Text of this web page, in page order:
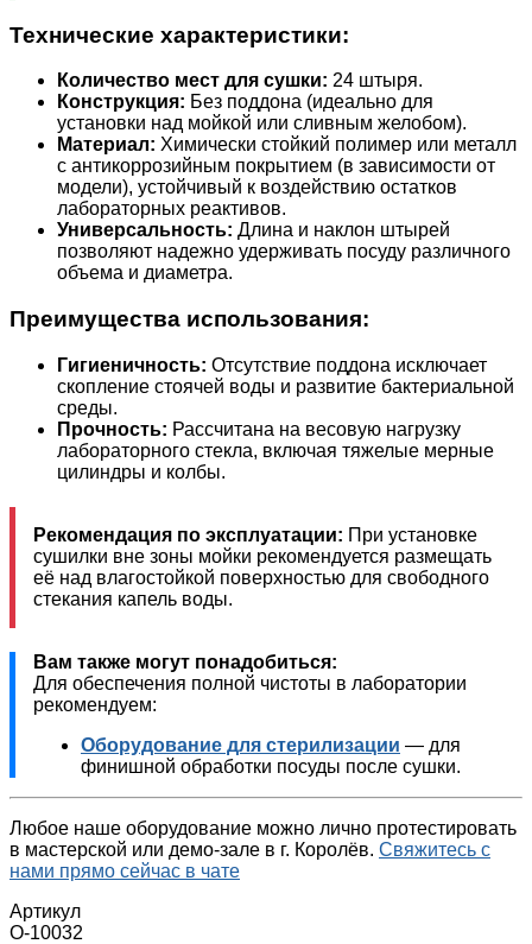
Технические характеристики:
Количество мест для сушки: 24 штыря.
Конструкция: Без поддона (идеально для
установки над мойкой или сливным желобом).
Материал: Химически стойкий полимер или металл
с антикоррозийным покрытием (в зависимости от
модели), устойчивый к воздействию остатков
лабораторных реактивов.
Универсальность: Длина и наклон штырей
позволяют надежно удерживать посуду различного
объема и диаметра.
Преимущества использования:
Гигиеничность: Отсутствие поддона исключает
скопление стоячей воды и развитие бактериальной
среды.
Прочность: Рассчитана на весовую нагрузку
лабораторного стекла, включая тяжелые мерные
цилиндры и колбы.
Рекомендация по эксплуатации: При установке
сушилки вне зоны мойки рекомендуется размещать
её над влагостойкой поверхностью для свободного
стекания капель воды.
Вам также могут понадобиться:
Для обеспечения полной чистоты в лаборатории
рекомендуем:
Оборудование для стерилизации — для
финишной обработки посуды после сушки.
Любое наше оборудование можно лично протестировать
в мастерской или демо-зале в г. Королёв. Свяжитесь с
нами прямо сейчас в чате
Артикул
О-10032